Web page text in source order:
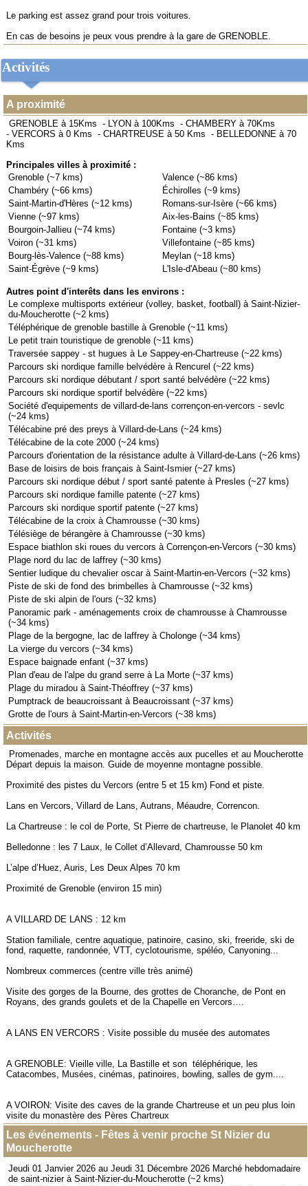
Le parking est assez grand pour trois voitures.
En cas de besoins je peux vous prendre à la gare de GRENOBLE.
Activités
A proximité
GRENOBLE à 15Kms - LYON à 100Kms - CHAMBERY à 70Kms
- VERCORS à 0 Kms - CHARTREUSE à 50 Kms - BELLEDONNE à 70
Kms
Principales villes à proximité :
Grenoble (~7 kms)
Valence (~86 kms)
Chambéry (~66 kms)
Échirolles (~9 kms)
Saint-Martin-d'Hères (~12 kms)
Romans-sur-Isère (~66 kms)
Vienne (~97 kms)
Aix-les-Bains (~85 kms)
Bourgoin-Jallieu (~74 kms)
Fontaine (~3 kms)
Voiron (~31 kms)
Villefontaine (~85 kms)
Bourg-lès-Valence (~88 kms)
Meylan (~18 kms)
Saint-Égrève (~9 kms)
L'Isle-d'Abeau (~80 kms)
Autres point d'interêts dans les environs :
Le complexe multisports extérieur (volley, basket, football) à Saint-Nizier-
du-Moucherotte (~2 kms)
Téléphérique de grenoble bastille à Grenoble (~11 kms)
Le petit train touristique de grenoble (~11 kms)
Traversée sappey - st hugues à Le Sappey-en-Chartreuse (~22 kms)
Parcours ski nordique famille belvédère à Rencurel (~22 kms)
Parcours ski nordique débutant / sport santé belvédère (~22 kms)
Parcours ski nordique sportif belvédère (~22 kms)
Société d'equipements de villard-de-lans corrençon-en-vercors - sevlc
(~24 kms)
Télécabine pré des preys à Villard-de-Lans (~24 kms)
Télécabine de la cote 2000 (~24 kms)
Parcours d'orientation de la résistance adulte à Villard-de-Lans (~26 kms)
Base de loisirs de bois français à Saint-Ismier (~27 kms)
Parcours ski nordique début / sport santé patente à Presles (~27 kms)
Parcours ski nordique famille patente (~27 kms)
Parcours ski nordique sportif patente (~27 kms)
Télécabine de la croix à Chamrousse (~30 kms)
Télésiège de bérangère à Chamrousse (~30 kms)
Espace biathlon ski roues du vercors à Corrençon-en-Vercors (~30 kms)
Plage nord du lac de laffrey (~30 kms)
Sentier ludique du chevalier oscar à Saint-Martin-en-Vercors (~32 kms)
Piste de ski de fond des brimbelles à Chamrousse (~32 kms)
Piste de ski alpin de l'ours (~32 kms)
Panoramic park - aménagements croix de chamrousse à Chamrousse
(~34 kms)
Plage de la bergogne, lac de laffrey à Cholonge (~34 kms)
La vierge du vercors (~34 kms)
Espace baignade enfant (~37 kms)
Plan d'eau de l'alpe du grand serre à La Morte (~37 kms)
Plage du miradou à Saint-Théoffrey (~37 kms)
Pumptrack de beaucroissant à Beaucroissant (~37 kms)
Grotte de l'ours à Saint-Martin-en-Vercors (~38 kms)
Activités
Promenades, marche en montagne accès aux pucelles et au Moucherotte
Départ depuis la maison. Guide de moyenne montagne possible.
Proximité des pistes du Vercors (entre 5 et 15 km) Fond et piste.
Lans en Vercors, Villard de Lans, Autrans, Méaudre, Correncon.
La Chartreuse : le col de Porte, St Pierre de chartreuse, le Planolet 40 km
Belledonne : les 7 Laux, le Collet d’Allevard, Chamrousse 50 km
L’alpe d’Huez, Auris, Les Deux Alpes 70 km
Proximité de Grenoble (environ 15 min)
A VILLARD DE LANS : 12 km
Station familiale, centre aquatique, patinoire, casino, ski, freeride, ski de
fond, raquette, randonnée, VTT, cyclotourisme, spéléo, Canyoning...
Nombreux commerces (centre ville très animé)
Visite des gorges de la Bourne, des grottes de Choranche, de Pont en
Royans, des grands goulets et de la Chapelle en Vercors….
A LANS EN VERCORS : Visite possible du musée des automates
A GRENOBLE: Vieille ville, La Bastille et son téléphérique, les
Catacombes, Musées, cinémas, patinoires, bowling, salles de gym....
A VOIRON: Visite des caves de la grande Chartreuse et un peu plus loin
visite du monastère des Pères Chartreux
Les événements - Fêtes à venir proche St Nizier du
Moucherotte
Jeudi 01 Janvier 2026 au Jeudi 31 Décembre 2026 Marché hebdomadaire
de saint-nizier à Saint-Nizier-du-Moucherotte (~2 kms)